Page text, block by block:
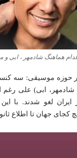
هماهنگ شادمهر ، ابی و
شادمهر، ابی) علی رغم
ایران لغو شدند. با
کجای جهان تا اطلاع